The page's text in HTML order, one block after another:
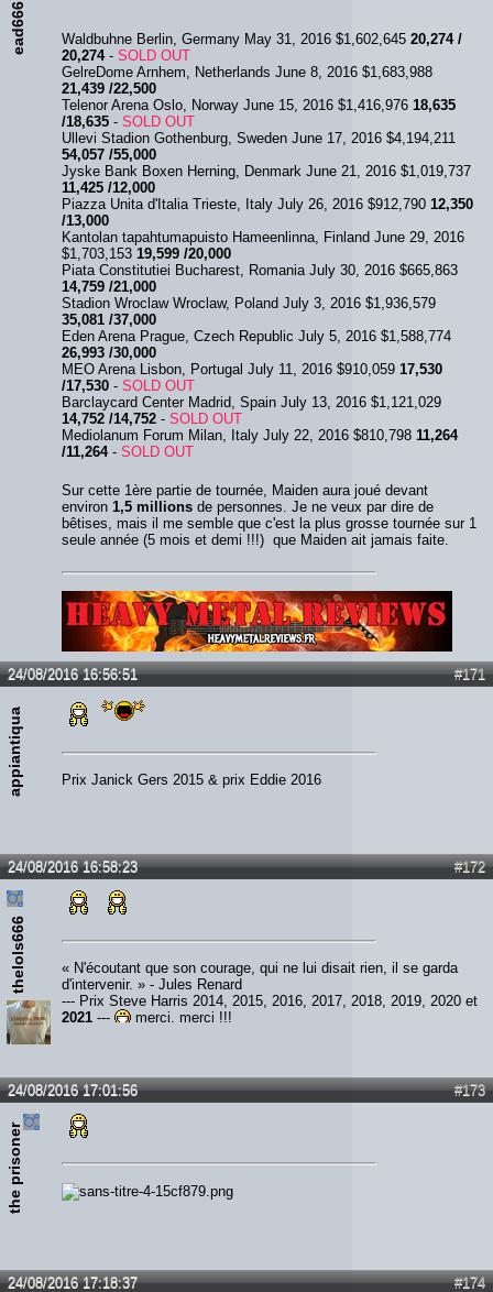
ead666 Waldbuhne Berlin, Germany May 31, 2016 $1,602,645 20,274 /
20,274- SOLD OUT
GelreDome Arnhem, Netherlands June 8, 2016 $1,683,988
21,439 /22,500
Telenor Arena Oslo, Norway June 15, 2016 $1,416,976 18,635
/18,635 - SOLD OUT
Ullevi Stadion Gothenburg, Sweden June 17, 2016 $4,194,211
54,057 /55,000
Jyske Bank Boxen Herning, Denmark June 21, 2016 $1,019,737
11,425 /12,000
Piazza Unita d'Italia Trieste, Italy July 26, 2016 $912,790 12,350
/13,000
Kantolan tapahtumapuisto Hameenlinna, Finland June 29, 2016
$1,703,153 19,599 /20,000
Piata Constitutiei Bucharest, Romania July 30, 2016 $665,863
14,759 /21,000
Stadion Wroclaw Wroclaw, Poland July 3, 2016 $1,936,579
35,081 /37,000
Eden Arena Prague, Czech Republic July 5, 2016 $1,588,774
26,993 /30,000
MEO Arena Lisbon, Portugal July 11, 2016 $910,059 17,530
/17,530 - SOLD OUT
Barclaycard Center Madrid, Spain July 13, 2016 $1,121,029
14,752 /14,752 - SOLD OUT
Mediolanum Forum Milan, Italy July 22, 2016 $810,798 11,264
/11,264- SOLD OUT
Sur cette 1ère partie de tournée, Maiden aura joué devant
environ 1,5 millions de personnes. Je ne veux par dire de
bêtises, mais il me semble que c'est la plus grosse tournée sur 1
seule année (5 mois et demi !!!) que Maiden ait jamais faite.
Lien :http://heavymetalreviews.fr/
#171
24/08/2016 16:56:51
appiantiqua Prix Janick Gers 2015 & prix Eddie 2016
#172
24/08/2016 16:58:23
thelols666
« N'écoutant que son courage, qui ne lui disait rien, il se garda
d'intervenir. » - Jules Renard
--- Prix Steve Harris 2014, 2015, 2016, 2017, 2018, 2019, 2020 et
2021 --- merci, merci !!!
#173
24/08/2016 17:01:56
the prisoner
#174
24/08/2016 17:18:37